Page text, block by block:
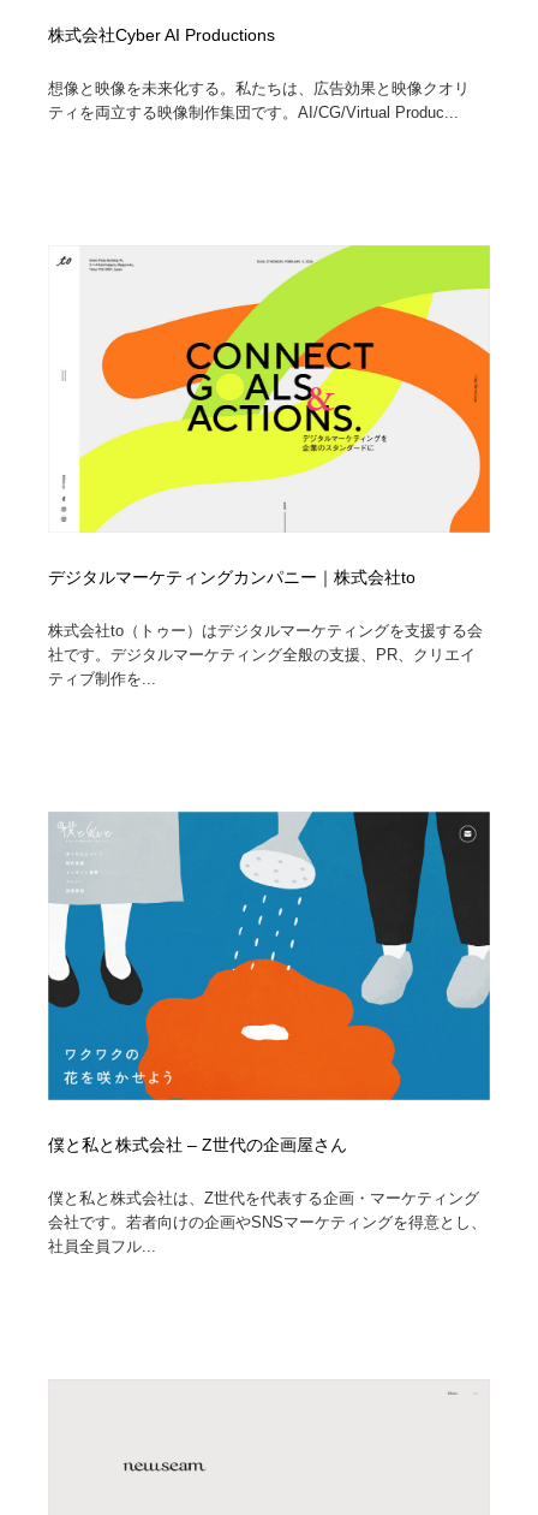
株式会社Cyber AI Productions
想像と映像を未来化する。私たちは、広告効果と映像クオリ
ティを両立する映像制作集団です。AI/CG/Virtual Produc...
デジタルマーケティングカンパニー｜株式会社to
株式会社to（トゥー）はデジタルマーケティングを支援する会
社です。デジタルマーケティング全般の支援、PR、クリエイ
ティブ制作を...
僕と私と株式会社 – Z世代の企画屋さん
僕と私と株式会社は、Z世代を代表する企画・マーケティング
会社です。若者向けの企画やSNSマーケティングを得意とし、
社員全員フル...